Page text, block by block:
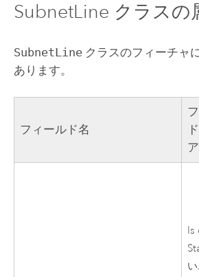
SubnetLine クラスの
SubnetLineクラスのフィーチャ
あります。
フィールド名
Is